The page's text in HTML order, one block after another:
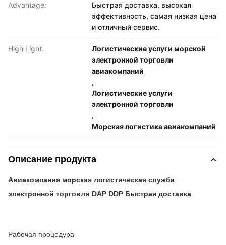
Advantage:
Быстрая доставка, высокая
эффективность, самая низкая цена
и отличный сервис.
High Light:
Логистические услуги морской
электронной торговли
авиакомпаний
,
Логистические услуги
электронной торговли
,
Морская логистика авиакомпаний
Описание продукта
Авиакомпания морская логистическая служба
электронной торговли DAP DDP Быстрая доставка
Рабочая процедура